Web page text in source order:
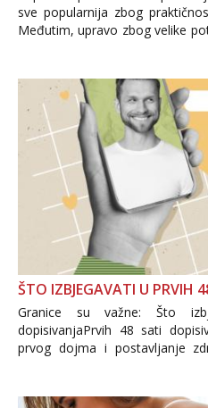
sve popularnija zbog
Međutim, upravo zbog velike
i brojni krivotvoreni
ŠTO IZBJEGAVATI U PRVIH
Granice su važne: Što
dopisivanjaPrvih 48 sati
prvog dojma i postavljanje
Važno je izbjeći prebrzo
informacija, jer nepoznata
povjerenje. Takođe...